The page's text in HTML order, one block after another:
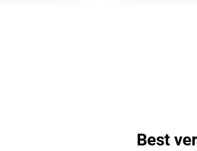
Best